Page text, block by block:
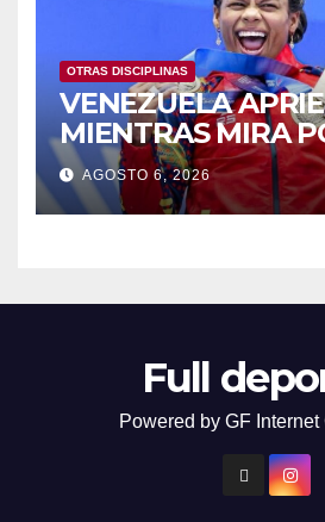
OTRAS DISCIPLINAS
VENEZUELA
MIENTRAS MIRA
RETROVISOR
AGOSTO 6, 2026
Full
Powered by GF